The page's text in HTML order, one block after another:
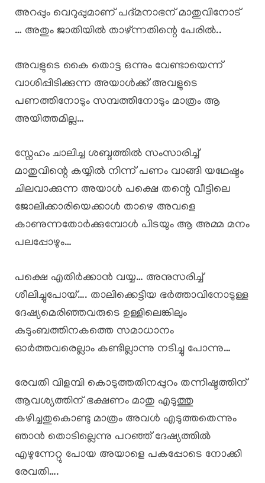
അറപ്പും വെറുപ്പുമാണ് പദ്മനാഭന് മാതുവിനോട്
… അതും ജാതിയിൽ താഴ്ന്നതിന്റെ പേരിൽ..
അവളുടെ കൈ തൊട്ട ഒന്നും വേണ്ടായെന്ന്
വാശിപ്പിടിക്കുന്ന അയാൾക്ക് അവളുടെ
പണത്തിനോടും സമ്പത്തിനോടും മാത്രം ആ
അയിത്തമില്ല…
സ്നേഹം ചാലിച്ച ശബ്ദത്തിൽ സംസാരിച്ച്
മാതുവിന്റെ കയ്യിൽ നിന്ന് പണം വാങ്ങി യഥേഷ്ടം
ചിലവാക്കുന്ന അയാൾ പക്ഷെ തന്റെ വീട്ടിലെ
ജോലിക്കാരിയെക്കാൾ താഴെ അവളെ
കാണുന്നതോർക്കുമ്പോൾ പിടയും ആ അമ്മ മനം
പലപ്പോഴും…
പക്ഷെ എതിർക്കാൻ വയ്യ… അനുസരിച്ച്
ശീലിച്ചുപോയ്…. താലിക്കെട്ടിയ ഭർത്താവിനോടുള്ള
ദേഷ്യമെരിഞ്ഞവരുടെ ഉള്ളിലെങ്കിലും
കുടുംബത്തിനകത്തെ സമാധാനം
ഓർത്തവരെല്ലാം കണ്ടില്ലാന്നു നടിച്ചു പോന്നു…
രേവതി വിളമ്പി കൊടുത്തതിനപ്പുറം തന്നിഷ്ടത്തിന്
ആവശ്യത്തിന് ഭക്ഷണം മാതു എടുത്തു
കഴിച്ചതുകൊണ്ടു മാത്രം അവൾ എടുത്തതെന്നും
ഞാൻ തൊടില്ലെന്നു പറഞ്ഞ് ദേഷ്യത്തിൽ
എഴുന്നേറ്റു പോയ അയാളെ പകപ്പോടെ നോക്കി
രേവതി….